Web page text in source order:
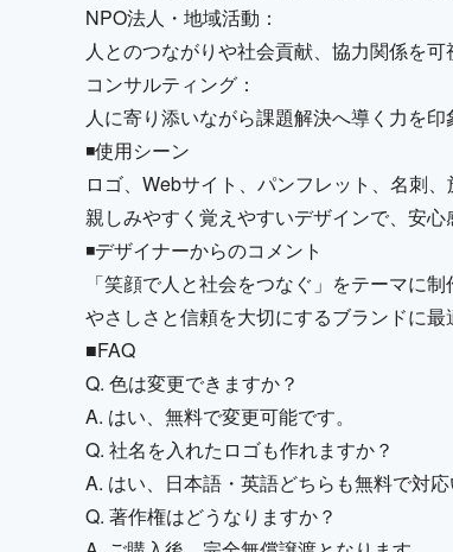
NPO法人・地域活動：
人とのつながりや社会貢献、協力関係を可
コンサルティング：
人に寄り添いながら課題解決へ導く力を印
◾️使用シーン
ロゴ、Webサイト、パンフレット、名刺
親しみやすく覚えやすいデザインで、安心
◾️デザイナーからのコメント
「笑顔で人と社会をつなぐ」をテーマに制
やさしさと信頼を大切にするブランドに最
■FAQ
Q. 色は変更できますか？
A. はい、無料で変更可能です。
Q. 社名を入れたロゴも作れますか？
A. はい、日本語・英語どちらも無料で対応
Q. 著作権はどうなりますか？